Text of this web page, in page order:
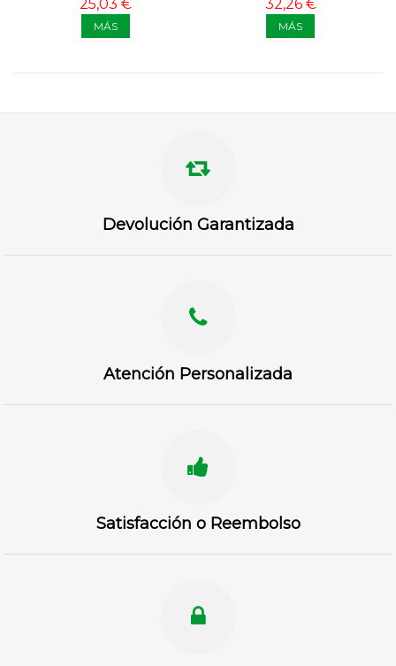
25,03 €
MÁS
32,26 €
MÁS
Devolución Garantizada
Atención Personalizada
Satisfacción o Reembolso